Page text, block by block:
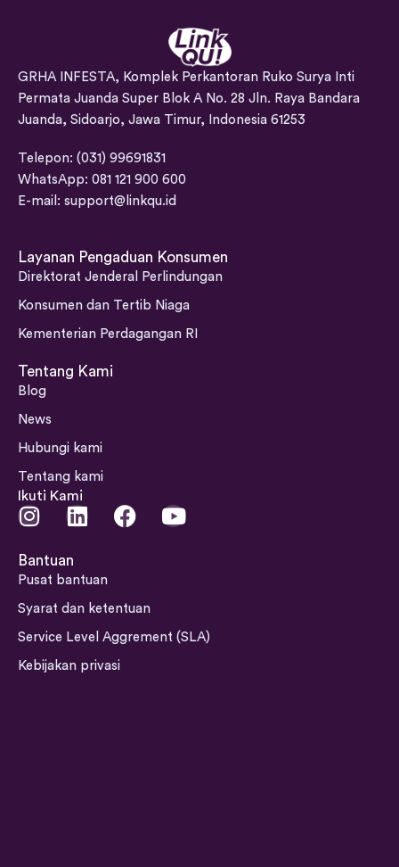
GRHA INFESTA, Komplek Perkantoran Ruko Surya Inti
Permata Juanda Super Blok A No. 28 Jln. Raya Bandara
Juanda, Sidoarjo, Jawa Timur, Indonesia 61253
Telepon: (031) 99691831
WhatsApp: 081 121 900 600
E-mail: support@linkqu.id
Layanan Pengaduan Konsumen
Direktorat Jenderal Perlindungan
Konsumen dan Tertib Niaga
Kementerian Perdagangan RI
Tentang Kami
Blog
News
Hubungi kami
Tentang kami
Ikuti Kami
I
s
t
a
r
a
L
k
e
i
n
F
b
o
Y
b
e
Bantuan
Pusat bantuan
Syarat dan ketentuan
Service Level Aggrement (SLA)
Kebijakan privasi